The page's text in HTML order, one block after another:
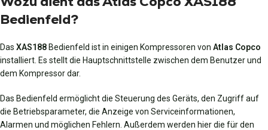
Bedienfeld?
Das XAS188 Bedienfeld ist in einigen Kompressoren von Atlas Copco
installiert. Es stellt die Hauptschnittstelle zwischen dem Benutzer und
dem Kompressor dar.
Das Bedienfeld ermöglicht die Steuerung des Geräts, den Zugriff auf
die Betriebsparameter, die Anzeige von Serviceinformationen,
Alarmen und möglichen Fehlern. Außerdem werden hier die für den